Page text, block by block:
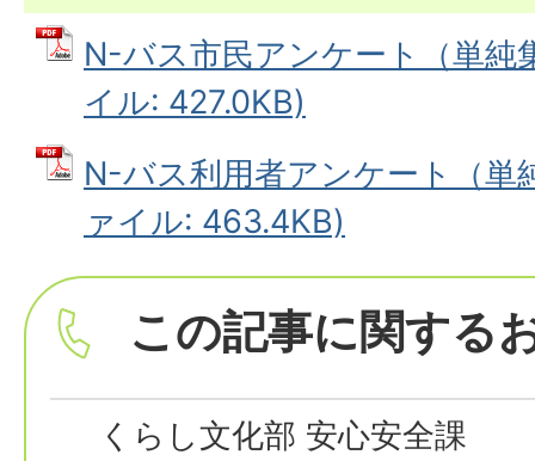
N-バス市民アンケート（単純
イル: 427.0KB)
N-バス利用者アンケート（単
ァイル: 463.4KB)
この記事に関する
くらし文化部 安心安全課